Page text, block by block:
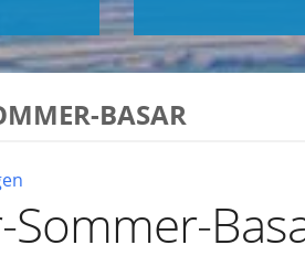
BASAR
Sommer-